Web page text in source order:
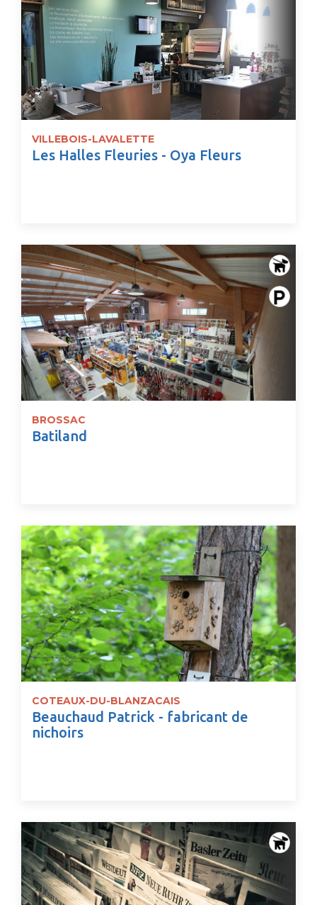
VILLEBOIS-LAVALETTE
Les Halles Fleuries - Oya Fleurs
BROSSAC
Batiland
COTEAUX-DU-BLANZACAIS
Beauchaud Patrick - fabricant de
nichoirs